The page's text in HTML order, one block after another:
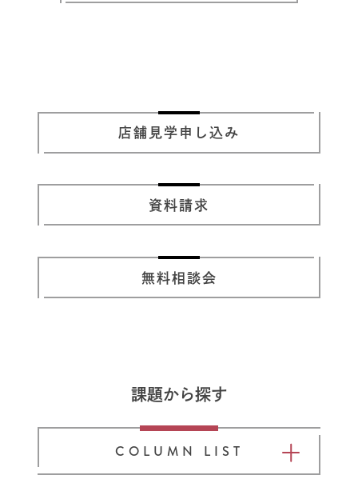
店舗見学申し込み
資料請求
無料相談会
課題から探す
COLUMN LIST